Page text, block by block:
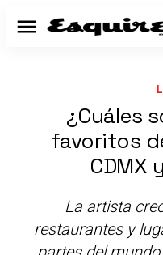
Menú
¿Cuáles
favoritos
CDMX
La artista
restaurantes y